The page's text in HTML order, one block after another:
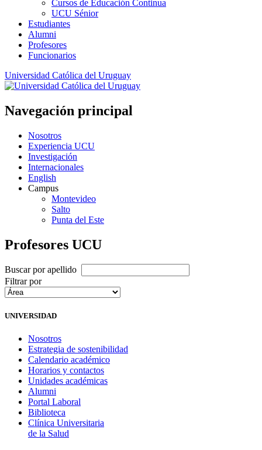
Cursos de Educación Continua
UCU Sénior
Estudiantes
Alumni
Profesores
Funcionarios
Universidad Católica del Uruguay
Navegación principal
Nosotros
Experiencia UCU
Investigación
Internacionales
English
Campus
Montevideo
Salto
Punta del Este
Profesores UCU
Buscar por apellido
Filtrar por
UNIVERSIDAD
Nosotros
Estrategia de sostenibilidad
Calendario académico
Horarios y contactos
Unidades académicas
Alumni
Portal Laboral
Biblioteca
Clínica Universitaria
de la Salud